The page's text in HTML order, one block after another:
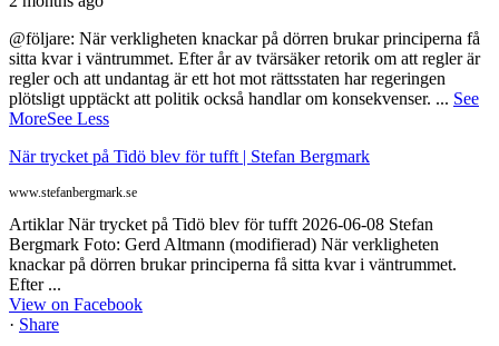
@följare: När verkligheten knackar på dörren brukar principerna få
sitta kvar i väntrummet. Efter år av tvärsäker retorik om att regler är
regler och att undantag är ett hot mot rättsstaten har regeringen
plötsligt upptäckt att politik också handlar om konsekvenser. ... See
MoreSee Less
När trycket på Tidö blev för tufft | Stefan Bergmark
www.stefanbergmark.se
Artiklar När trycket på Tidö blev för tufft 2026-06-08 Stefan
Bergmark Foto: Gerd Altmann (modifierad) När verkligheten
knackar på dörren brukar principerna få sitta kvar i väntrummet.
Efter ...
View on Facebook
· Share